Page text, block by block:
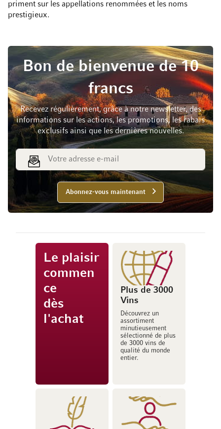
priment sur les appellations renommées et les noms
prestigieux.
Bon de bienvenue de 10
francs
Recevez régulièrement, grâce à notre newsletter, des
informations sur les actions, les promotions, les rabais
exclusifs ainsi que les dernières nouvelles.
Adresse e-mail
Abonnez-vous maintenant
Le plaisir
commen
ce
dès
l'achat
Plus de 3000
Vins
Découvrez un
assortiment
minutieusement
sélectionné de plus
de 3000 vins de
qualité du monde
entier.